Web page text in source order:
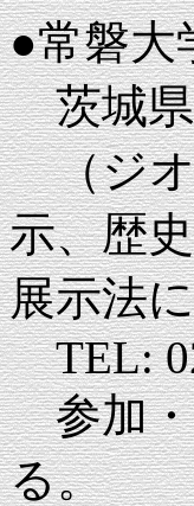
●常磐大
茨城県
（ジオ
示、歴
展示法
TEL:
参加・
る。